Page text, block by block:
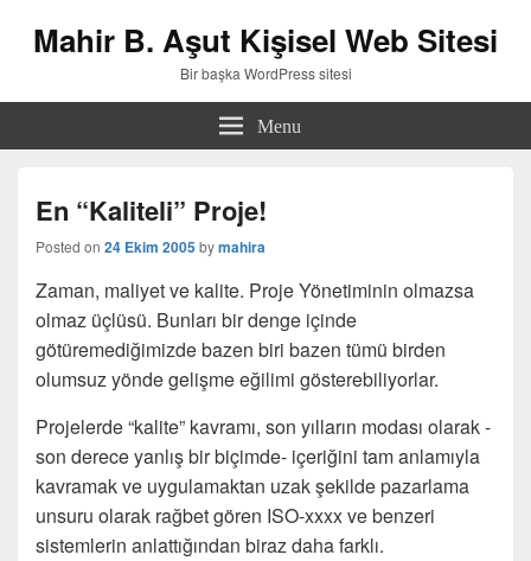
Mahir B. Aşut Kişisel Web Sitesi
Bir başka WordPress sitesi
Menu
En “Kaliteli” Proje!
Posted on 24 Ekim 2005bymahira
Zaman, maliyet ve kalite. Proje Yönetiminin olmazsa
olmaz üçlüsü. Bunları bir denge içinde
götüremediğimizde bazen biri bazen tümü birden
olumsuz yönde gelişme eğilimi gösterebiliyorlar.
Projelerde “kalite” kavramı, son yılların modası olarak -
son derece yanlış bir biçimde- içeriğini tam anlamıyla
kavramak ve uygulamaktan uzak şekilde pazarlama
unsuru olarak rağbet gören ISO-xxxx ve benzeri
sistemlerin anlattığından biraz daha farklı.